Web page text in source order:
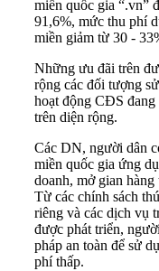
miền quốc gia “.vn”
91,6%, mức thu phí
miền giảm từ 30 -
Những ưu đãi trên
rộng các đối tượng
hoạt động CĐS
trên diện rộng.
Các DN, người dân
miền quốc gia ứng
doanh, mở gian
Từ các chính sách
riêng và các dịch vụ
được phát triển,
pháp an toàn để sử
phí thấp.